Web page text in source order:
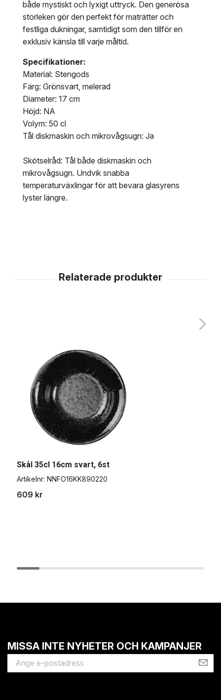
både mystiskt och lyxigt uttryck. Den generösa
storleken gör den perfekt för maträtter och
festliga dukningar, samtidigt som den tillför en
exklusiv känsla till varje måltid.
Specifikationer:
Material: Stengods
Färg: Grönsvart, melerad
Diameter: 17 cm
Höjd: NA
Volym: 50 cl
Tål diskmaskin och mikrovågsugn: Ja
Skötselråd: Tål både diskmaskin och
mikrovågsugn. Undvik snabba
temperaturväxlingar för att bevara glasyrens
lyster längre.
Skål 35cl 16cm svart, 6st
Artikelnr: NNFO16KK890220
609 kr
MISSA INTE NYHETER OCH KAMPANJER